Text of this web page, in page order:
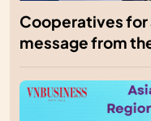
Cooperatives for
message from